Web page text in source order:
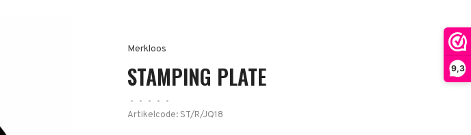
9,3
Merkloos
STAMPING PLATE
• • • •
•
Artikelcode: ST/R/JQ18